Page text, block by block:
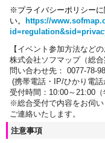
※プライバシーポリシー
い。 https://
【イベント参加方法など
株式会社ソフマップ（総合
問い合わせ先： 0077-78-
(携帯電話・IP/ひかり電
受付時間：10:00～21:00（
※総合受付で内容をお伺
ご連絡いたします。
注意事項